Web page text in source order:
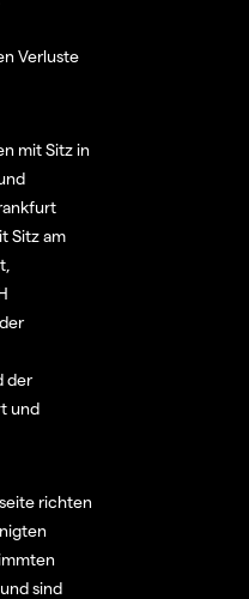
Verluste
mit Sitz in
Sitz am
der
und
richten
sind